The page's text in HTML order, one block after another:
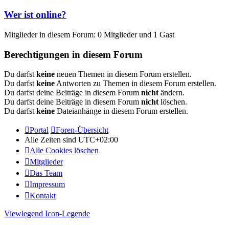
Wer ist online?
Mitglieder in diesem Forum: 0 Mitglieder und 1 Gast
Berechtigungen in diesem Forum
Du darfst keine neuen Themen in diesem Forum erstellen.
Du darfst keine Antworten zu Themen in diesem Forum erstellen.
Du darfst deine Beiträge in diesem Forum nicht ändern.
Du darfst deine Beiträge in diesem Forum nicht löschen.
Du darfst keine Dateianhänge in diesem Forum erstellen.
Portal
Foren-Übersicht
Alle Zeiten sind UTC+02:00
Alle Cookies löschen
Mitglieder
Das Team
Impressum
Kontakt
Viewlegend Icon-Legende